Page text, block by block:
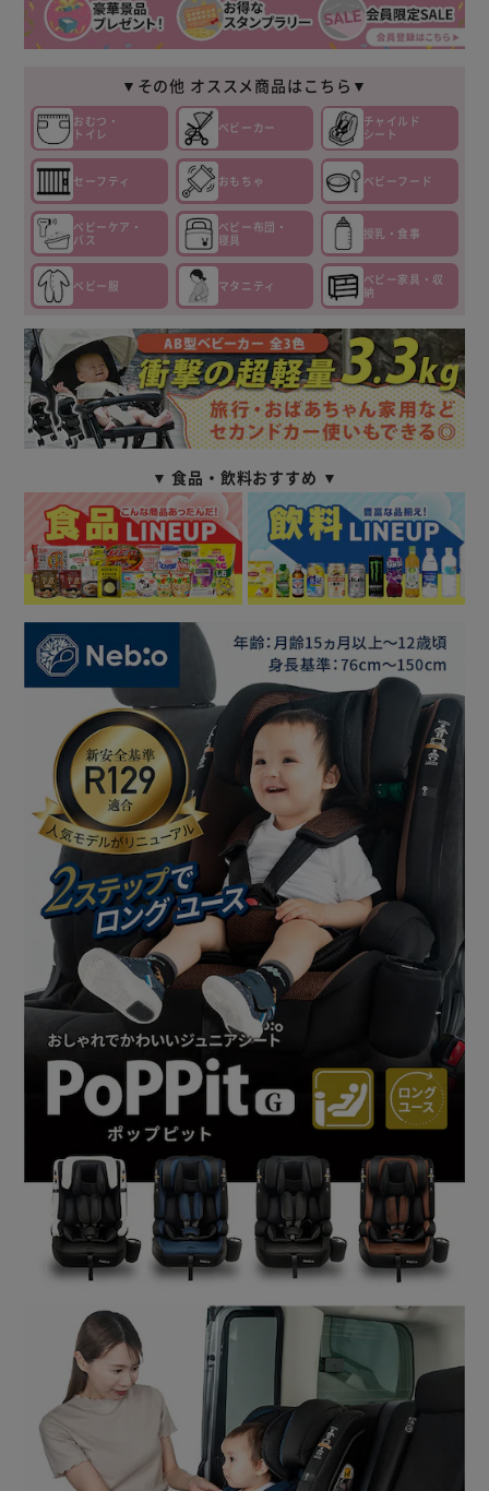
▼その他 オススメ商品はこちら▼
おむつ・
トイレ
ベビーカー
チャイルド
シート
セーフティ おもちゃ ベビーフード
ベビーケア・
バス
ベビー布団・
寝具
授乳・食事
ベビー服 マタニティ
ベビー家具・収
納
▼ 食品・飲料おすすめ ▼